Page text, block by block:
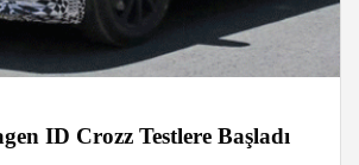
ID Crozz Testlere Başladı